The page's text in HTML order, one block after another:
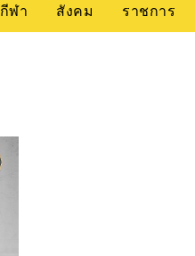
กีฬา สังคม ราชการ